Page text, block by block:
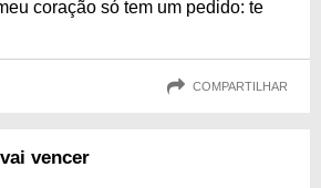
coração só tem um pedido: te
COMPARTILHAR
vencer